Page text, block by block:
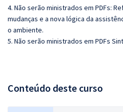
4. Não serão ministrados em PDFs:
mudanças e a nova lógica da
o ambiente.
5. Não serão ministrados em PDFs
Conteúdo deste curso